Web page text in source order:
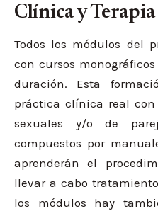
Clínica y Terapia
Todos los módulos del
con cursos monográficos
duración. Esta
práctica clínica real con
sexuales y/o de
compuestos por
aprenderán el
llevar a cabo
los módulos hay